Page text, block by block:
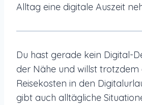
Alltag eine digitale Auszeit
Du hast gerade kein Digital-
der Nähe und willst trotzdem
Reisekosten in den
gibt auch alltägliche